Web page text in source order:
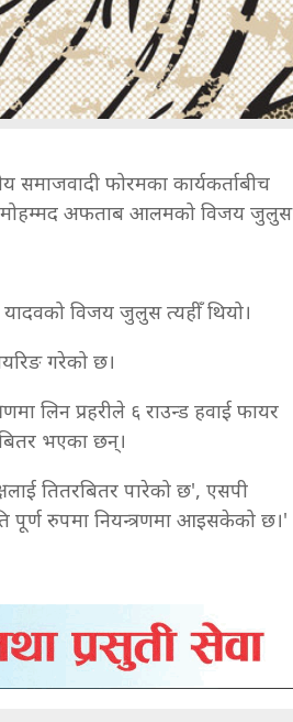
समाजवादी फोरमका कार्यकर्ताबीच
मोहम्मद अफताब आलमको विजय जुलुस
विजय जुलुस त्यहीँ थियो।
गरेको छ।
लिन प्रहरीले ६ राउन्ड हवाई फायर
भएका छन्।
तितरबितर पारेको छ', एसपी
पूर्ण रुपमा नियन्त्रणमा आइसकेको छ।'